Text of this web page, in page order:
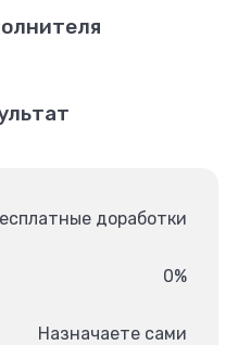
доработки
0%
Назначаете сами